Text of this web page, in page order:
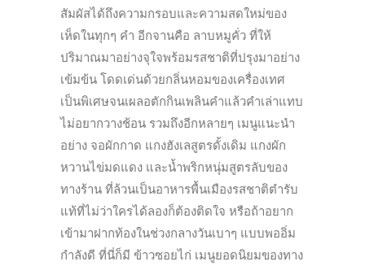
สัมผัสได้ถึงความกรอบและความสดใหม่ของ
เห็ดในทุกๆ คำ อีกจานคือ ลาบหมูคั่ว ที่ให้
ปริมาณมาอย่างจุใจพร้อมรสชาติที่ปรุงมาอย่าง
เข้มข้น โดดเด่นด้วยกลิ่นหอมของเครื่องเทศ
เป็นพิเศษจนเผลอตักกินเพลินคำแล้วคำเล่าแทบ
ไม่อยากวางช้อน รวมถึงอีกหลายๆ เมนูแนะนำ
อย่าง จอผักกาด แกงฮังเลสูตรดั้งเดิม แกงผัก
หวานไข่มดแดง และน้ำพริกหนุ่มสูตรลับของ
ทางร้าน ที่ล้วนเป็นอาหารพื้นเมืองรสชาติตำรับ
แท้ที่ไม่ว่าใครได้ลองก็ต้องติดใจ หรือถ้าอยาก
เข้ามาฝากท้องในช่วงกลางวันเบาๆ แบบพออิ่ม
กำลังดี ที่นี่ก็มี ข้าวซอยไก่ เมนูยอดนิยมของทาง